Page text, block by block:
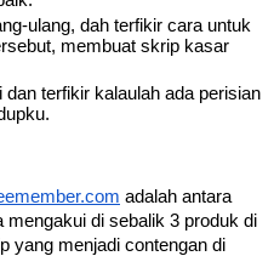
ulang, dah terfikir cara untuk
membuat skrip kasar
terfikir kalaulah ada perisian
adalah antara
di sebalik 3 produk di
yang menjadi contengan di